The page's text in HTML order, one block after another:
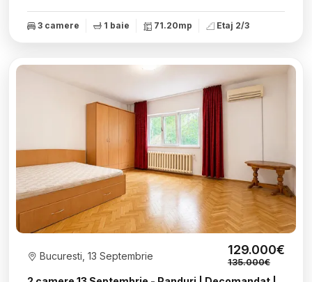
3 camere 1 baie 71.20mp Etaj 2/3
Bucuresti, 13 Septembrie 129.000€
135.000€